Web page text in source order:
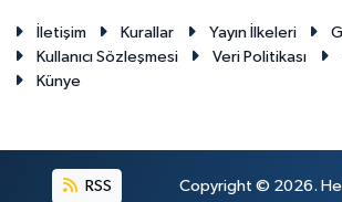
İletişim Kurallar Yayın İlkeleri
Kullanıcı Sözleşmesi
Veri Politikası
Künye
RSS Copyright © 2026. Her